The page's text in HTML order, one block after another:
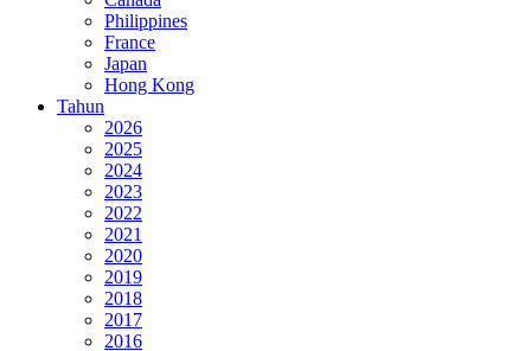
Philippines
France
Japan
Hong Kong
Tahun
2026
2025
2024
2023
2022
2021
2020
2019
2018
2017
2016